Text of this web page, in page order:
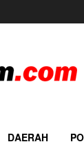
DAERAH